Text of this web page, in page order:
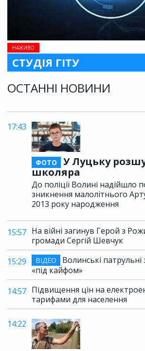
НАЖИВО
СТУДІЯ ГІТУ
ОСТАННІ НОВИНИ
17:43
ФОТО
У Луцьку
школяра
До поліції Волині надійшло
зникнення малолітнього
2013 року народження
15:57 На війні загинув Герой з
громади Сергій Шевчук
15:29
ВІДЕО
Волинські
«під кайфом»
14:57 Підвищення цін на
тарифами для населення
14:22